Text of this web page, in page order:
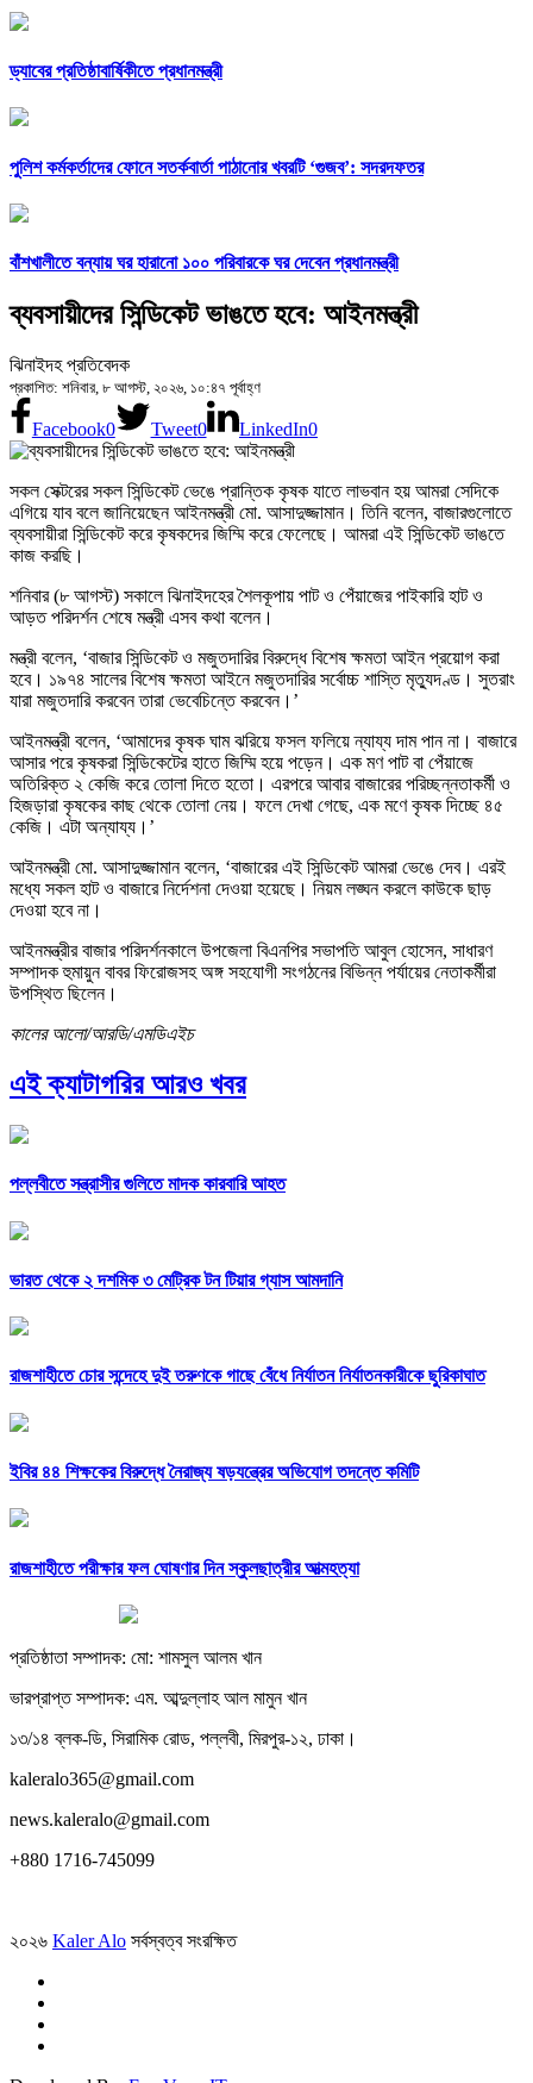
ড্যাবের প্রতিষ্ঠাবার্ষিকীতে প্রধানমন্ত্রী
পুলিশ কর্মকর্তাদের ফোনে সতর্কবার্তা পাঠানোর খবরটি ‘গুজব’: সদরদফতর
বাঁশখালীতে বন্যায় ঘর হারানো ১০০ পরিবারকে ঘর দেবেন প্রধানমন্ত্রী
ব্যবসায়ীদের সিন্ডিকেট ভাঙতে হবে: আইনমন্ত্রী
ঝিনাইদহ প্রতিবেদক
প্রকাশিত: শনিবার, ৮ আগস্ট, ২০২৬, ১০:৪৭ পূর্বাহ্ণ
Facebook0 Tweet0 LinkedIn0
সকল সেক্টরের সকল সিন্ডিকেট ভেঙে প্রান্তিক কৃষক যাতে লাভবান হয় আমরা সেদিকে
এগিয়ে যাব বলে জানিয়েছেন আইনমন্ত্রী মো. আসাদুজ্জামান। তিনি বলেন, বাজারগুলোতে
ব্যবসায়ীরা সিন্ডিকেট করে কৃষকদের জিম্মি করে ফেলেছে। আমরা এই সিন্ডিকেট ভাঙতে
কাজ করছি।
শনিবার (৮ আগস্ট) সকালে ঝিনাইদহের শৈলকূপায় পাট ও পেঁয়াজের পাইকারি হাট ও
আড়ত পরিদর্শন শেষে মন্ত্রী এসব কথা বলেন।
মন্ত্রী বলেন, ‘বাজার সিন্ডিকেট ও মজুতদারির বিরুদ্ধে বিশেষ ক্ষমতা আইন প্রয়োগ করা
হবে। ১৯৭৪ সালের বিশেষ ক্ষমতা আইনে মজুতদারির সর্বোচ্চ শাস্তি মৃত্যুদণ্ড। সুতরাং
যারা মজুতদারি করবেন তারা ভেবেচিন্তে করবেন।’
আইনমন্ত্রী বলেন, ‘আমাদের কৃষক ঘাম ঝরিয়ে ফসল ফলিয়ে ন্যায্য দাম পান না। বাজারে
আসার পরে কৃষকরা সিন্ডিকেটের হাতে জিম্মি হয়ে পড়েন। এক মণ পাট বা পেঁয়াজে
অতিরিক্ত ২ কেজি করে তোলা দিতে হতো। এরপরে আবার বাজারের পরিচ্ছন্নতাকর্মী ও
হিজড়ারা কৃষকের কাছ থেকে তোলা নেয়। ফলে দেখা গেছে, এক মণে কৃষক দিচ্ছে ৪৫
কেজি। এটা অন্যায্য।’
আইনমন্ত্রী মো. আসাদুজ্জামান বলেন, ‘বাজারের এই সিন্ডিকেট আমরা ভেঙে দেব। এরই
মধ্যে সকল হাট ও বাজারে নির্দেশনা দেওয়া হয়েছে। নিয়ম লঙ্ঘন করলে কাউকে ছাড়
দেওয়া হবে না।
আইনমন্ত্রীর বাজার পরিদর্শনকালে উপজেলা বিএনপির সভাপতি আবুল হোসেন, সাধারণ
সম্পাদক হুমায়ুন বাবর ফিরোজসহ অঙ্গ সহযোগী সংগঠনের বিভিন্ন পর্যায়ের নেতাকর্মীরা
উপস্থিত ছিলেন।
কালের আলো/আরডি/এমডিএইচ
এই ক্যাটাগরির আরও খবর
পল্লবীতে সন্ত্রাসীর গুলিতে মাদক কারবারি আহত
ভারত থেকে ২ দশমিক ৩ মেট্রিক টন টিয়ার গ্যাস আমদানি
রাজশাহীতে চোর সন্দেহে দুই তরুণকে গাছে বেঁধে নির্যাতন নির্যাতনকারীকে ছুরিকাঘাত
ইবির ৪৪ শিক্ষকের বিরুদ্ধে নৈরাজ্য ষড়যন্ত্রের অভিযোগ তদন্তে কমিটি
রাজশাহীতে পরীক্ষার ফল ঘোষণার দিন স্কুলছাত্রীর আত্মহত্যা
প্রতিষ্ঠাতা সম্পাদক: মো: শামসুল আলম খান
ভারপ্রাপ্ত সম্পাদক: এম. আব্দুল্লাহ আল মামুন খান
১৩/১৪ ব্লক-ডি, সিরামিক রোড, পল্লবী, মিরপুর-১২, ঢাকা।
kaleralo365@gmail.com
news.kaleralo@gmail.com
+880 1716-745099
২০২৬ Kaler Alo সর্বস্বত্ব সংরক্ষিত